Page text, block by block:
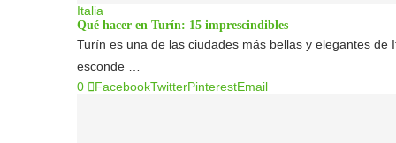
Italia
Qué hacer en Turín: 15 imprescindibles
Turín es una de las ciudades más bellas y elegantes
esconde …
0
FacebookTwitterPinterestEmail